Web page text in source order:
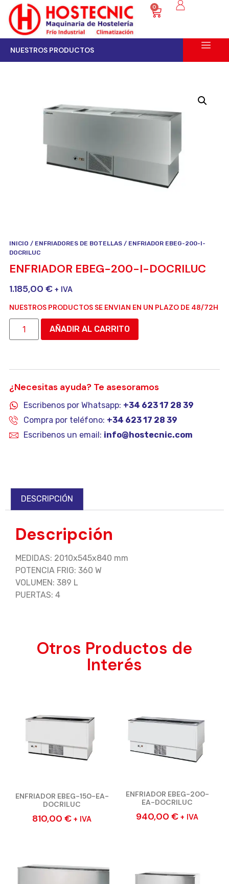
0
NUESTROS PRODUCTOS
INICIO / ENFRIADORES DE BOTELLAS / ENFRIADOR EBEG-200-I-
DOCRILUC
ENFRIADOR EBEG-200-I-DOCRILUC
1.185,00 € + IVA
NUESTROS PRODUCTOS SE ENVIAN EN UN PLAZO DE 48/72H
AÑADIR AL CARRITO
¿Necesitas ayuda? Te asesoramos
Escribenos por Whatsapp: +34 623 17 28 39
Compra por teléfono: +34 623 17 28 39
Escribenos un email: info@hostecnic.com
DESCRIPCIÓN
Descripción
MEDIDAS: 2010x545x840 mm
POTENCIA FRIG: 360 W
VOLUMEN: 389 L
PUERTAS: 4
Otros Productos de
Interés
ENFRIADOR EBEG-150-EA-
DOCRILUC
810,00 € + IVA
ENFRIADOR EBEG-200-
EA-DOCRILUC
940,00 € + IVA